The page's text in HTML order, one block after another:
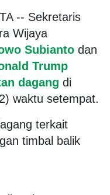
-- Sekretaris
Wijaya
Subianto dan
Trump
dagang di
waktu setempat.
terkait
timbal balik